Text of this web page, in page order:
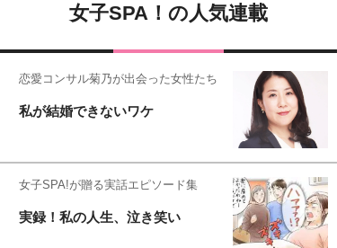
女子SPA！の人気連載
恋愛コンサル菊乃が出会った女性たち
私が結婚できないワケ
女子SPA!が贈る実話エピソード集
実録！私の人生、泣き笑い